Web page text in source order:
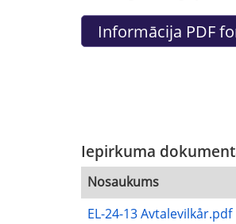
Iepirkuma
Nosaukums
EL-24-13 Avtalevilkår.pdf